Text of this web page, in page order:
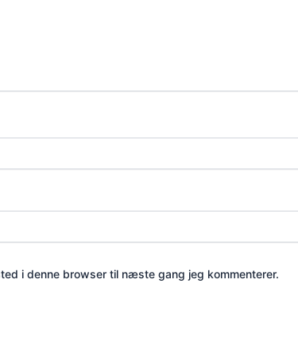
i denne browser til næste gang jeg kommenterer.